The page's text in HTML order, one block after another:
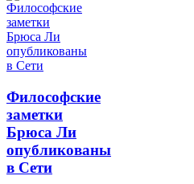
Философские
заметки
Брюса Ли
опубликованы
в Сети